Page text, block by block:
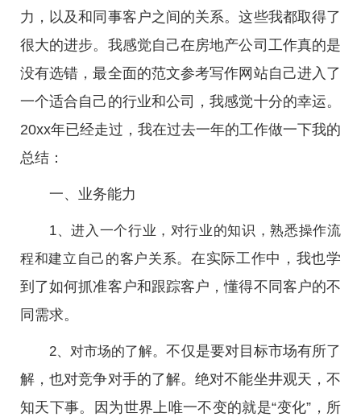
力，以及和同事客户之间的关系。这些我都取得了
很大的进步。我感觉自己在房地产公司工作真的是
没有选错，最全面的范文参考写作网站自己进入了
一个适合自己的行业和公司，我感觉十分的幸运。
20xx年已经走过，我在过去一年的工作做一下我的
总结：
一、业务能力
1、进入一个行业，对行业的知识，熟悉操作流
程和建立自己的客户关系。 在实际工作中，我也学
到了如何抓准客户和跟踪客户，懂得不同客户的不
同需求。
2、对市场的了解。不仅是要对目标市场有所了
解，也对竞争对手的了解。绝对不能坐井观天，不
知天下事。因为世界上唯一不变的就是“变化”，所